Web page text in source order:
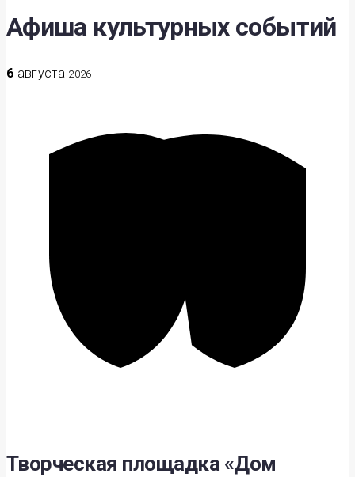
Афиша культурных событий
6 августа 2026
Творческая площадка «Дом